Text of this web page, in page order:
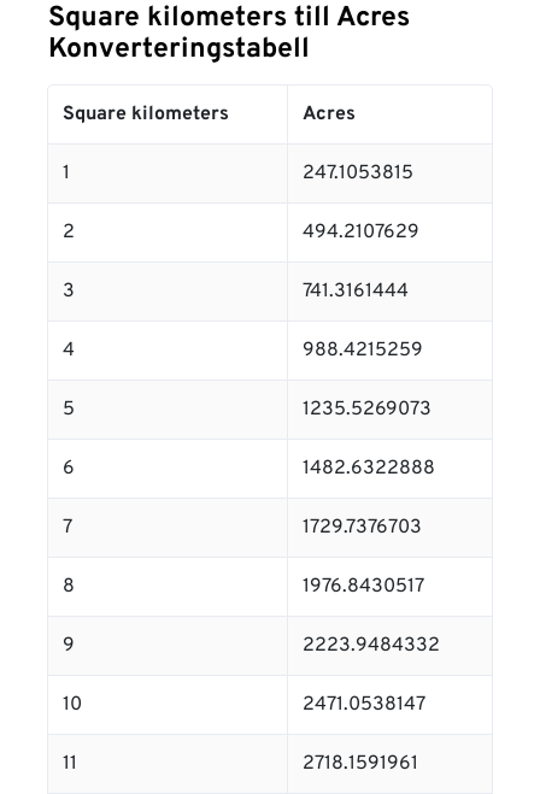
Square kilometers till Acres
Konverteringstabell
Square kilometers Acres
1 247.1053815
2 494.2107629
3 741.3161444
4 988.4215259
5 1235.5269073
6 1482.6322888
7 1729.7376703
8 1976.8430517
9 2223.9484332
10 2471.0538147
11 2718.1591961